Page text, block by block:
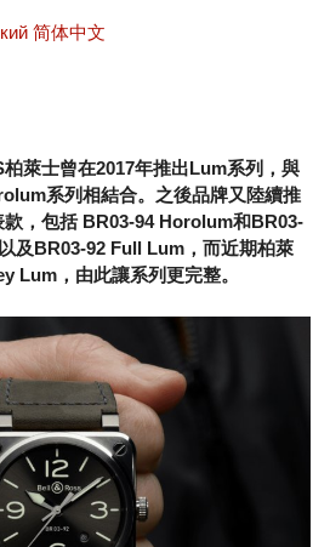
简体中文
萊士曾在2017年推出Lum系列，與
系列相結合。之後品牌又陸續推
款，包括 BR03-94 Horolum和BR03-
及BR03-92 Full Lum，而近期柏萊
Lum，由此讓系列更完整。